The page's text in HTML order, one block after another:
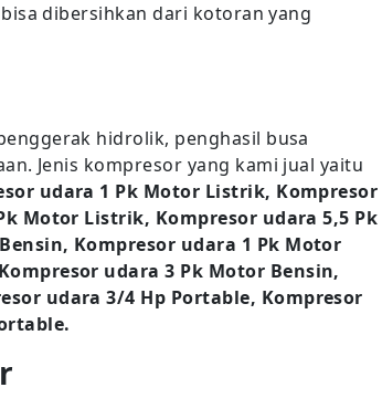
dibersihkan dari kotoran yang
hidrolik, penghasil busa
Jenis kompresor yang kami jual yaitu
udara 1 Pk Motor Listrik, Kompresor
Motor Listrik, Kompresor udara 5,5 Pk
Kompresor udara 1 Pk Motor
udara 3 Pk Motor Bensin,
udara 3/4 Hp Portable, Kompresor